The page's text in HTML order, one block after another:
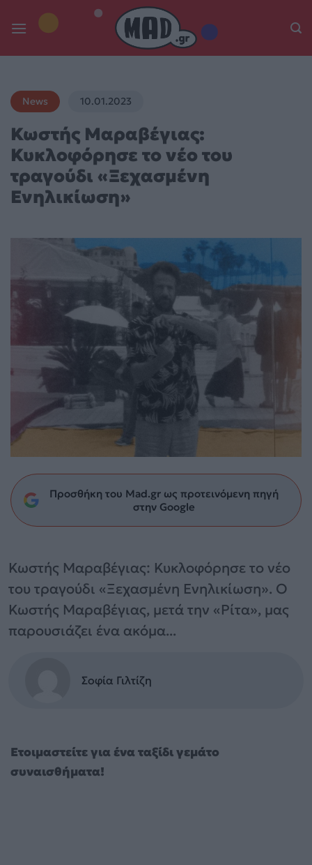
News 10.01.2023
Κωστής Μαραβέγιας:
Κυκλοφόρησε το νέο του
τραγούδι «Ξεχασμένη
Ενηλικίωση»
Προσθήκη του Mad.gr ως προτεινόμενη πηγή
στην Google
Κωστής Μαραβέγιας: Κυκλοφόρησε το νέο
του τραγούδι «Ξεχασμένη Ενηλικίωση». Ο
Κωστής Μαραβέγιας, μετά την «Ρίτα», μας
παρουσιάζει ένα ακόμα...
Σοφία Γιλτίζη
Ετοιμαστείτε για ένα ταξίδι γεμάτο
συναισθήματα!